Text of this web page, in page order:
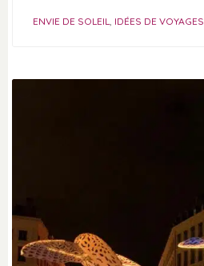
ENVIE DE SOLEIL IDÉES DE VOYAGES